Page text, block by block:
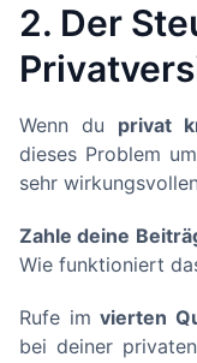
2. Der
Wenn du privat
dieses Problem
sehr
Zahle deine
Wie funktioniert
Rufe imvierten
bei deiner